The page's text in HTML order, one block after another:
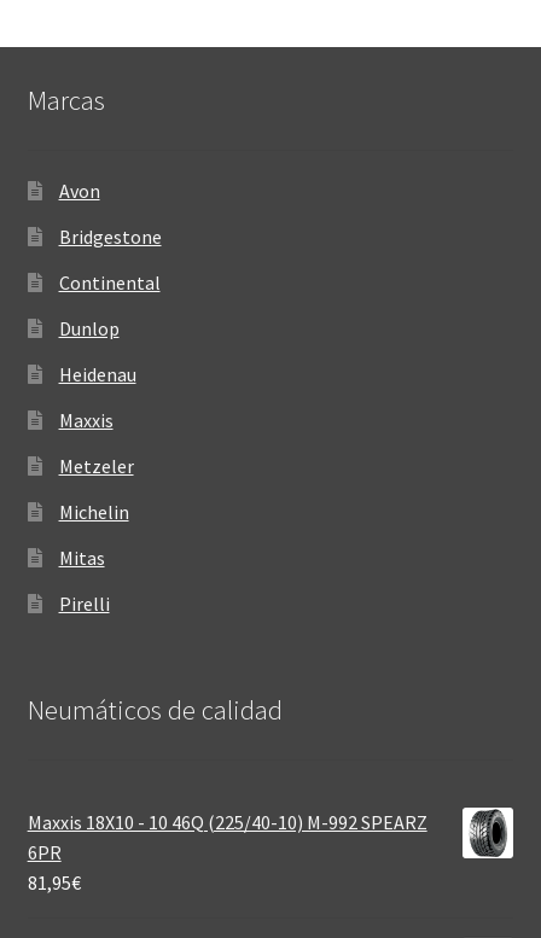
Marcas
Avon
Bridgestone
Continental
Dunlop
Heidenau
Maxxis
Metzeler
Michelin
Mitas
Pirelli
Neumáticos de calidad‎
Maxxis 18X10 - 10 46Q (225/40-10) M-992 SPEARZ
6PR
81,95€